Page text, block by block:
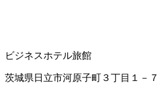
ビジネスホテル旅館
茨城県日立市河原子町３丁目１－７